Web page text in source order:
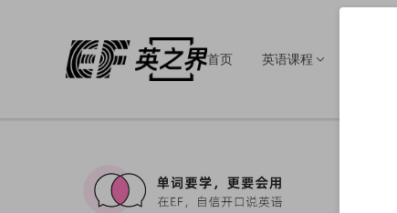
首页 英语课程